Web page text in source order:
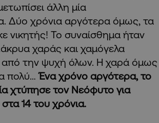
άλλη μία
Δύο χρόνια αργότερα όμως, τα
νικητής! Το συναίσθημα ήταν
χαράς και χαμόγελα
από την ψυχή όλων. Η χαρά όμως
πολύ…Ένα χρόνο αργότερα, το
χτύπησε τον Νεόφυτο για
14 του χρόνια.